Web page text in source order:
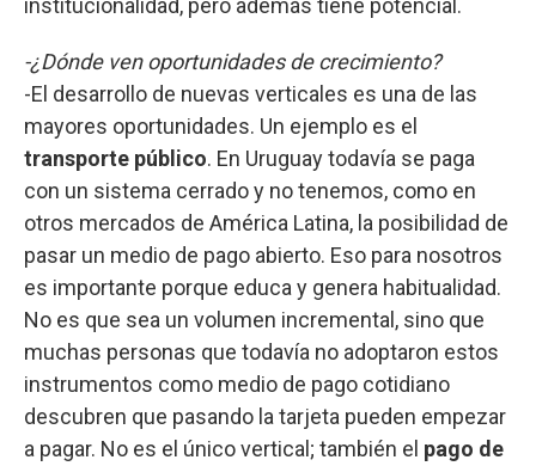
institucionalidad, pero además tiene potencial.
-¿Dónde ven oportunidades de crecimiento?
-El desarrollo de nuevas verticales es una de las
mayores oportunidades. Un ejemplo es el
transporte público. En Uruguay todavía se paga
con un sistema cerrado y no tenemos, como en
otros mercados de América Latina, la posibilidad de
pasar un medio de pago abierto. Eso para nosotros
es importante porque educa y genera habitualidad.
No es que sea un volumen incremental, sino que
muchas personas que todavía no adoptaron estos
instrumentos como medio de pago cotidiano
descubren que pasando la tarjeta pueden empezar
a pagar. No es el único vertical; también el pago de